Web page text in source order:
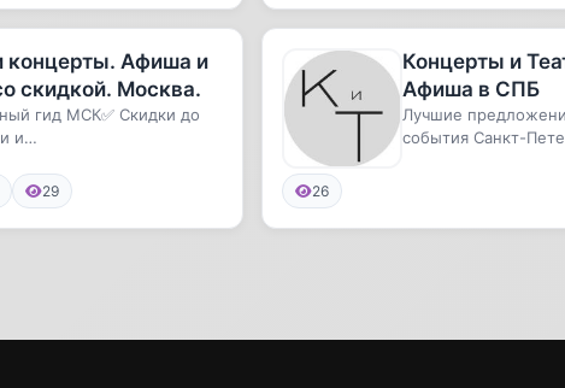
концерты. Афиша и
скидкой. Москва.
гид МСК✅ Скидки до
и
29
Концерты и
Афиша в СПБ
Лучшие
события Санкт-
26